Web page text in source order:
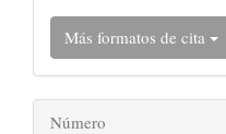
Más formatos de cita
Número